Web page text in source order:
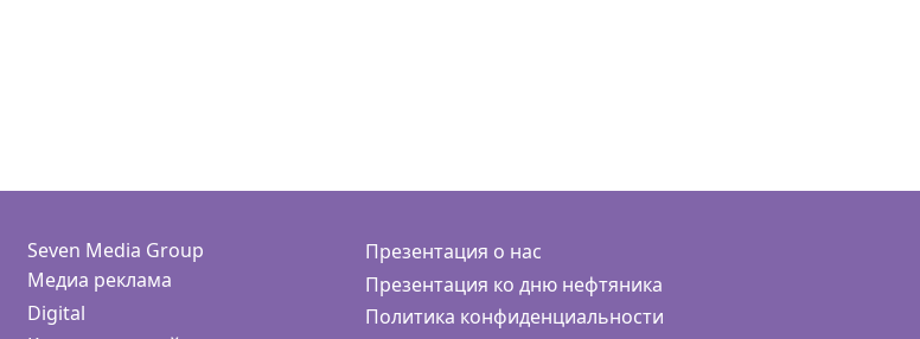
Seven Media Group
Медиа реклама
Digital
Презентация о нас
Презентация ко дню нефтяника
Политика конфиденциальности